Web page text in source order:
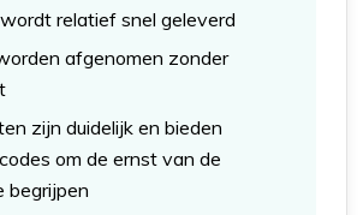
relatief snel geleverd
afgenomen zonder
zijn duidelijk en bieden
om de ernst van de
begrijpen